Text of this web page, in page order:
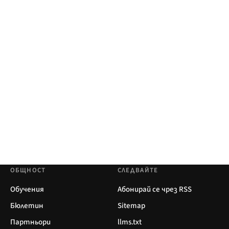
ОБЩНОСТ
Обучения
Бюлетин
Партньори
СЛЕДВАЙТЕ
Абонирай се чрез RSS
Sitemap
llms.txt